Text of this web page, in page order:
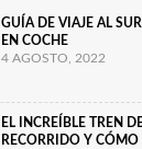
GUÍA DE VIAJE AL
EN COCHE
4 AGOSTO, 2022
EL INCREÍBLE TREN
RECORRIDO Y CÓMO